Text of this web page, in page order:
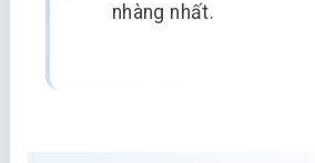
nhàng nhất.